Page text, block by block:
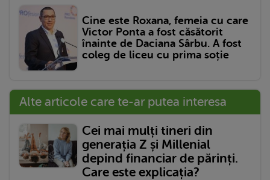
Cine este Roxana, femeia cu care
Victor Ponta a fost căsătorit
înainte de Daciana Sârbu. A fost
coleg de liceu cu prima soție
Alte articole care te-ar putea interesa
Cei mai mulți tineri din
generația Z și Millenial
depind financiar de părinți.
Care este explicația?